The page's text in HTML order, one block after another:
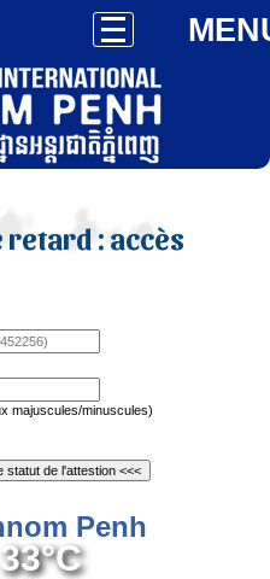
: accès
majuscules/minuscules)
Penh
33°C